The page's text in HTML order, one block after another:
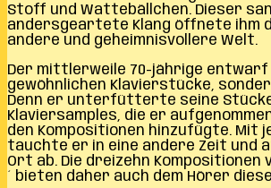
Stoff und Wattebällchen. Dieser
andersgeartete Klang öffnete ihm
andere und geheimnisvollere Welt.
Der mittlerweile 70-jährige entwarf
gewöhnlichen Klavierstücke,
Denn er unterfütterte seine
Klaviersamples, die er
den Kompositionen hinzufügte. Mit
tauchte er in eine andere Zeit und
Ort ab. Die dreizehn Kompositionen
´ bieten daher auch dem Hörer